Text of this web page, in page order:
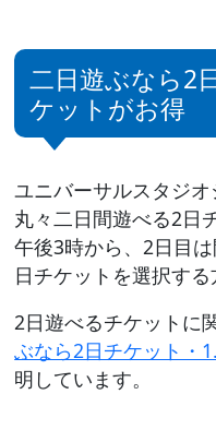
二日遊ぶなら2
ケットがお得
ユニバーサルスタジオ
丸々二日間遊べる2日
午後3時から、2日目
日チケットを選択する
2日遊べるチケットに
ぶなら2日チケット・
明しています。